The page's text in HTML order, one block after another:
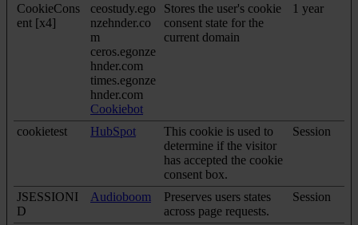
CookieCons
ent [x4]
ceostudy.ego
nzehnder.co
m
ceros.egonze
hnder.com
times.egonze
hnder.com
Cookiebot
Stores the user's cookie
consent state for the
current domain
1 year
cookietest HubSpot
This cookie is used to
determine if the visitor
has accepted the cookie
consent box.
Session
JSESSIONI
D
Audioboom
Preserves users states
across page requests.
Session